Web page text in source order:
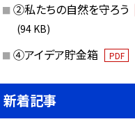
②私たちの自然を守ろう
(94 KB)
④アイデア貯金箱 PDF
新着記事